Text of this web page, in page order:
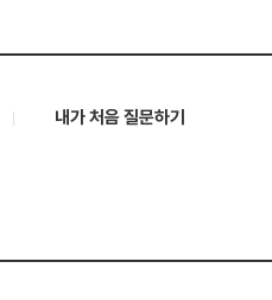
내가 처음 질문하기